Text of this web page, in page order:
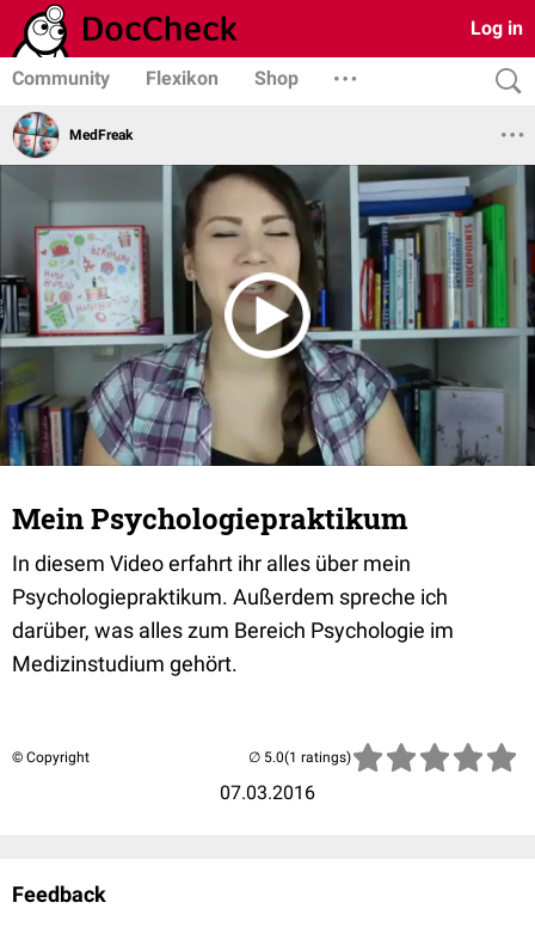
Log in
Community Flexikon Shop
MedFreak
Mein Psychologiepraktikum
In diesem Video erfahrt ihr alles über mein
Psychologiepraktikum. Außerdem spreche ich
darüber, was alles zum Bereich Psychologie im
Medizinstudium gehört.
© Copyright
07.03.2016
(1 ratings)
Feedback